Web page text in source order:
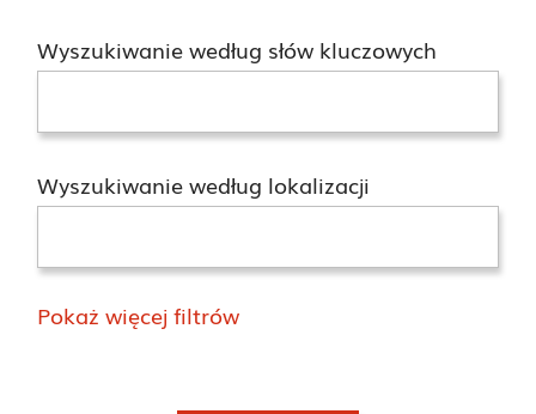
Wyszukiwanie według słów kluczowych
Wyszukiwanie według lokalizacji
Pokaż więcej filtrów